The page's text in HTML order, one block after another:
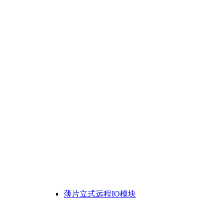
薄片立式远程IO模块